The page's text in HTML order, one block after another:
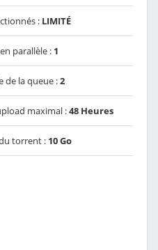
: LIMITÉ
parallèle : 1
de la queue :2
maximal :48 Heures
torrent : 10 Go